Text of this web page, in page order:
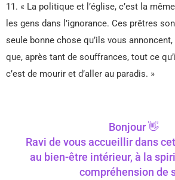
11. « La politique et l’église, c’est la
les gens dans l’ignorance. Ces prêtres
seule bonne chose qu’ils vous
que, après tant de souffrances, tout ce
c’est de mourir et d’aller au paradis. »
Bonjour 👋
Ravi de vous accueillir dans
au bien-être intérieur, à la
compréhension de